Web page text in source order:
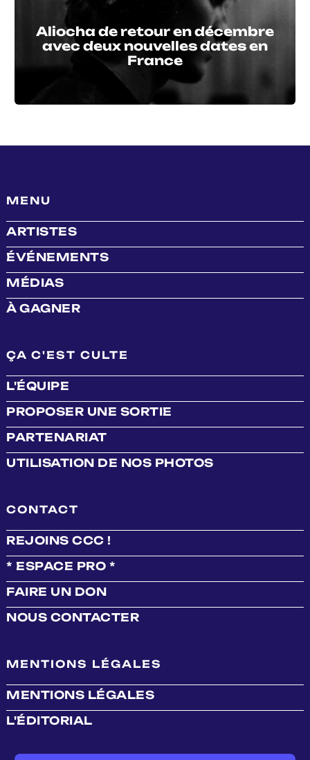
Aliocha de retour en décembre
avec deux nouvelles dates en
France
MENU
ARTISTES
ÉVÉNEMENTS
MÉDIAS
À GAGNER
ÇA C'EST CULTE
L'ÉQUIPE
PROPOSER UNE SORTIE
PARTENARIAT
UTILISATION DE NOS PHOTOS
CONTACT
REJOINS CCC !
* ESPACE PRO *
FAIRE UN DON
NOUS CONTACTER
MENTIONS LÉGALES
MENTIONS LÉGALES
L'ÉDITORIAL